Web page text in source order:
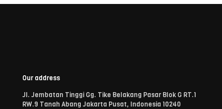
Our address
Jl. Jembatan Tinggi Gg. Tike Belakang Pasar Blok G RT.1
RW.9 Tanah Abang Jakarta Pusat, Indonesia 10240